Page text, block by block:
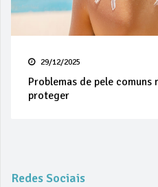
29/12/2025
Problemas de pele comuns
proteger
Redes Sociais